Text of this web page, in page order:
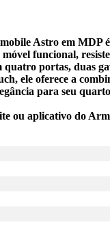
Astro em MDP
funcional,
portas, duas
ele oferece a
para seu
ou aplicativo do